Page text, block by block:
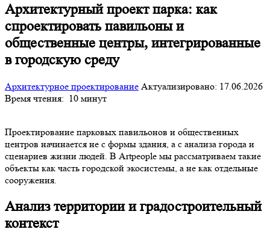
Архитектурный проект парка: как
спроектировать павильоны и
общественные центры, интегрированные
в городскую среду
Архитектурное проектирование Актуализировано: 17.06.2026
Время чтения: 10 минут
Проектирование парковых павильонов и общественных
центров начинается не с формы здания, а с анализа города и
сценариев жизни людей. В Artpeople мы рассматриваем такие
объекты как часть городской экосистемы, а не как отдельные
сооружения.
Анализ территории и градостроительный
контекст